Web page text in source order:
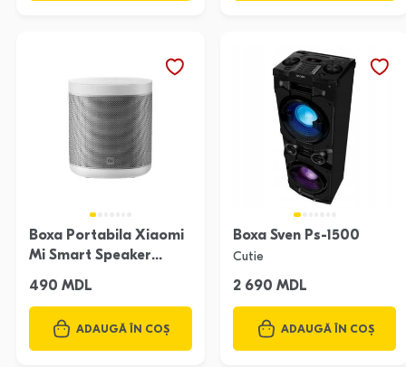
Boxa Portabila Xiaomi
Mi Smart Speaker
490 MDL
ADAUGĂ ÎN COȘ
Boxa Sven Ps-1500
Cutie
2 690 MDL
ADAUGĂ ÎN COȘ